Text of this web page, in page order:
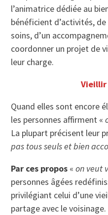
l’animatrice dédiée au
bénéficient d’activités,
soins, d’un
coordonner un projet de
leur charge.
Vieillir
Quand elles sont encore
les personnes affirment «
La plupart précisent leur
pas tous seuls et bien
Par ces propos «on veut
personnes âgées
privilégiant celui d’une
partage avec le voisinage.